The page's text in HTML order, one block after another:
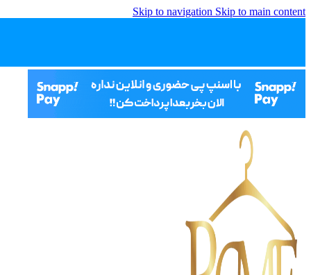
Skip to navigation Skip to main content